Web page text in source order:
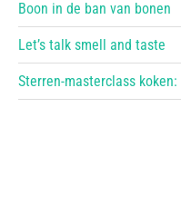
Boon in de ban van bonen
Let’s talk smell and taste
Sterren-masterclass